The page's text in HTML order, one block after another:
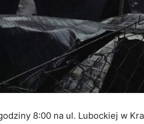
8:00 na ul. Lubockiej w